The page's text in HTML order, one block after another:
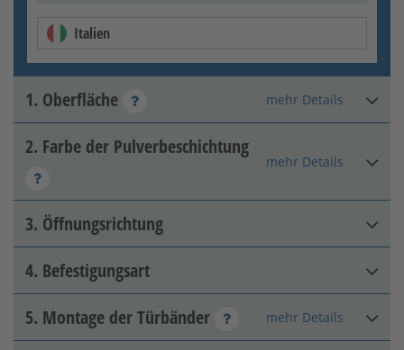
Italien
1. Oberfläche mehr Details
Matt farbbeschichtet
DB farbbeschichtet
2. Farbe der Pulverbeschichtung
mehr Details
3. Öffnungsrichtung
4. Befestigungsart
Pfeiler-Pfeiler
5. Montage der Türbänder mehr Details